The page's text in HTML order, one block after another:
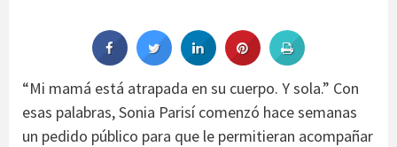
“Mi mamá está atrapada en su cuerpo. Y sola.” Con
esas palabras, Sonia Parisí comenzó hace semanas
un pedido público para que le permitieran acompañar